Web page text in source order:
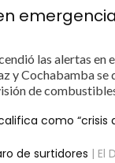
emergencia
las alertas en
y Cochabamba
de
como “crisis
de surtidores | El